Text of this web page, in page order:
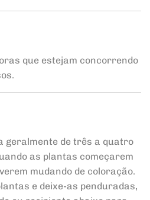
que estejam concorrendo
geralmente de três a quatro
as plantas começarem
mudando de coloração.
e deixe-as penduradas,